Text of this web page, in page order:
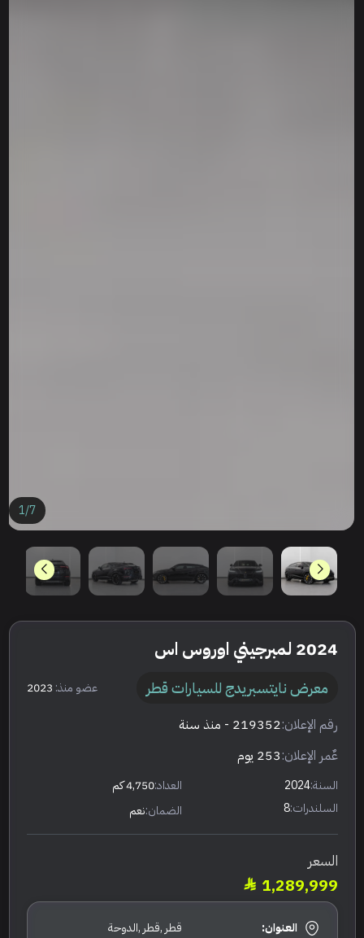
1/7
2024 لمبرجيني اوروس اس
معرض نايتسبريدج للسيارات قطر عضو منذ: 2023
رقم الإعلان:219352 - منذ سنة
عٌمر الإعلان:253 يوم
السنة:2024 العداد:4,750 كم
السلندرات:8 الضمان:نعم
السعر
1,289,999
العنوان: قطر ,قطر ,الدوحة